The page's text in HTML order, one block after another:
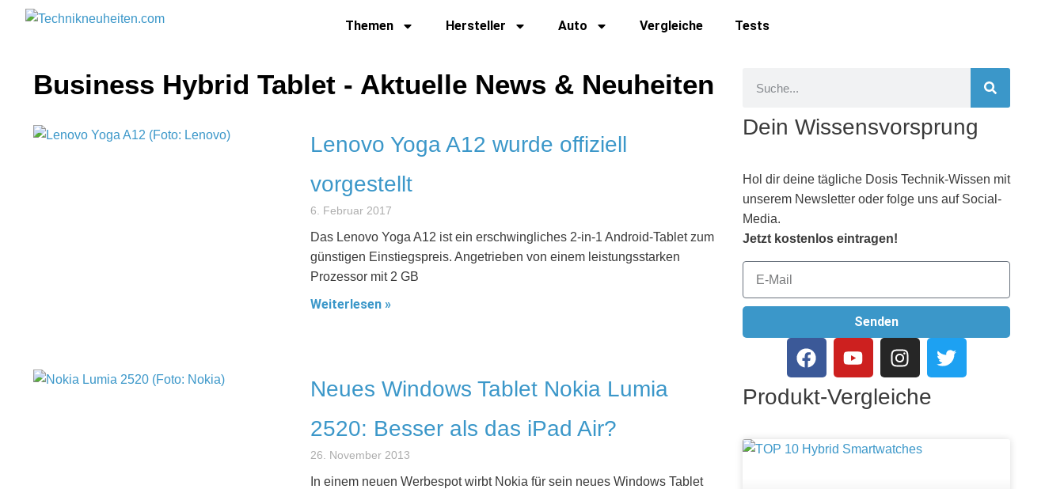
Themen Hersteller Auto Vergleiche Tests
Business Hybrid Tablet - Aktuelle News & Neuheiten
Lenovo Yoga A12 wurde offiziell
vorgestellt
6. Februar 2017
Das Lenovo Yoga A12 ist ein erschwingliches 2-in-1 Android-Tablet zum
günstigen Einstiegspreis. Angetrieben von einem leistungsstarken
Prozessor mit 2 GB
Weiterlesen »
Neues Windows Tablet Nokia Lumia
2520: Besser als das iPad Air?
26. November 2013
In einem neuen Werbespot wirbt Nokia für sein neues Windows Tablet
Dein Wissensvorsprung
Hol dir deine tägliche Dosis Technik-Wissen mit
unserem Newsletter oder folge uns auf Social-
Media.
Jetzt kostenlos eintragen!
Senden
Produkt-Vergleiche